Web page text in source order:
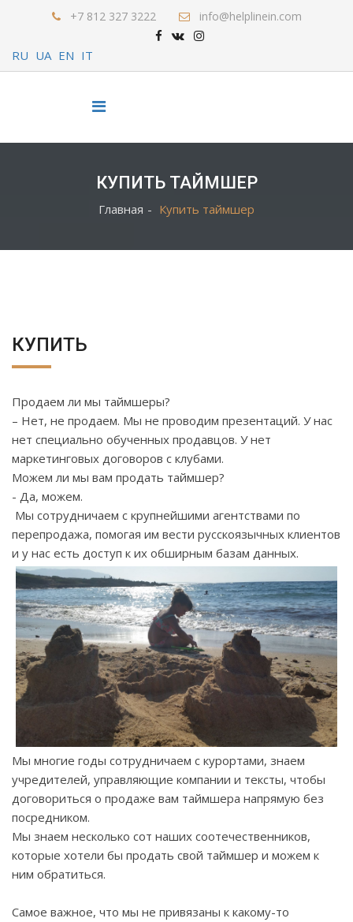
+7 812 327 3222 info@helplinein.com
RU UA EN IT
КУПИТЬ ТАЙМШЕР
Главная Купить таймшер
КУПИТЬ
Продаем ли мы таймшеры?
– Нет, не продаем. Мы не проводим презентаций. У нас
нет специально обученных продавцов. У нет
маркетинговых договоров с клубами.
Можем ли мы вам продать таймшер?
- Да, можем.
Мы сотрудничаем с крупнейшими агентствами по
перепродажа, помогая им вести русскоязычных клиентов
и у нас есть доступ к их обширным базам данных.
Мы многие годы сотрудничаем с курортами, знаем
учредителей, управляющие компании и тексты, чтобы
договориться о продаже вам таймшера напрямую без
посредником.
Мы знаем несколько сот наших соотечественников,
которые хотели бы продать свой таймшер и можем к
ним обратиться.
Самое важное, что мы не привязаны к какому-то